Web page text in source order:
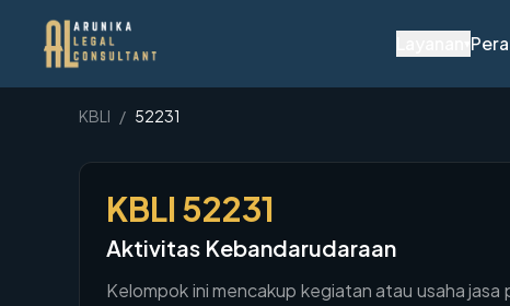
KBLI / 52231
KBLI 52231
Aktivitas Kebandarudaraan
Kelompok ini mencakup kegiatan atau usaha